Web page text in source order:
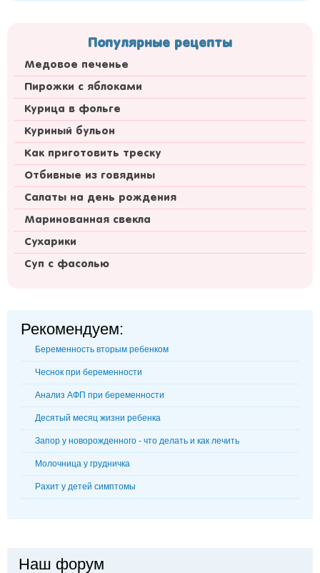
Популярные рецепты
Медовое печенье
Пирожки с яблоками
Курица в фольге
Куриный бульон
Как приготовить треску
Отбивные из говядины
Салаты на день рождения
Маринованная свекла
Сухарики
Суп с фасолью
Рекомендуем:
Беременность вторым ребенком
Чеснок при беременности
Анализ АФП при беременности
Десятый месяц жизни ребенка
Запор у новорожденного - что делать и как лечить
Молочница у грудничка
Рахит у детей симптомы
Наш форум